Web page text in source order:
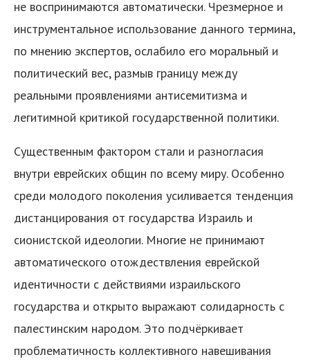
не воспринимаются автоматически. Чрезмерное и
инструментальное использование данного термина,
по мнению экспертов, ослабило его моральный и
политический вес, размыв границу между
реальными проявлениями антисемитизма и
легитимной критикой государственной политики.
Существенным фактором стали и разногласия
внутри еврейских общин по всему миру. Особенно
среди молодого поколения усиливается тенденция
дистанцирования от государства Израиль и
сионистской идеологии. Многие не принимают
автоматического отождествления еврейской
идентичности с действиями израильского
государства и открыто выражают солидарность с
палестинским народом. Это подчёркивает
проблематичность коллективного навешивания